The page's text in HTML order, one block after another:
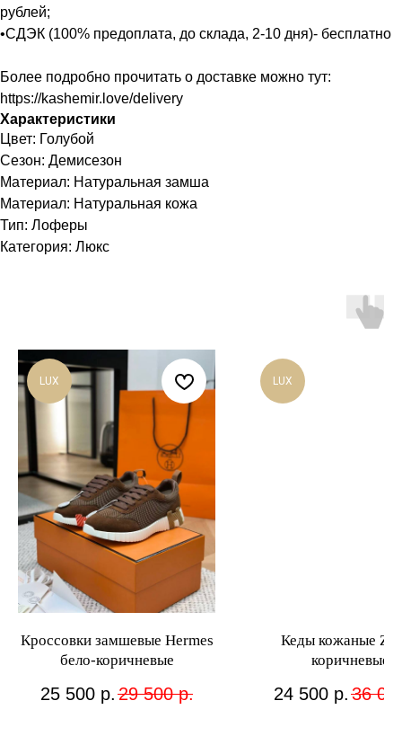
рублей;
•СДЭК (100% предоплата, до склада, 2-10 дня)- бесплатно
Более подробно прочитать о доставке можно тут:
https://kashemir.love/delivery
Характеристики
Цвет: Голубой
Сезон: Демисезон
Материал: Натуральная замша
Материал: Натуральная кожа
Тип: Лоферы
Категория: Люкс
LUX
Кроссовки замшевые Hermes
бело-коричневые
25 500 р. 29 500 р.
LUX
Кеды кожаные
коричневые
24 500 р. 36